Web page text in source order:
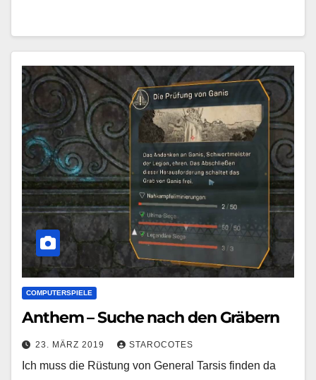
COMPUTERSPIELE
Anthem – Suche nach den Gräbern
23. MÄRZ 2019 STAROCOTES
Ich muss die Rüstung von General Tarsis finden da